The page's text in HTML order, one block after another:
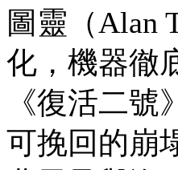
圖靈（Alan
化，機器徹
《復活二
可挽回的崩